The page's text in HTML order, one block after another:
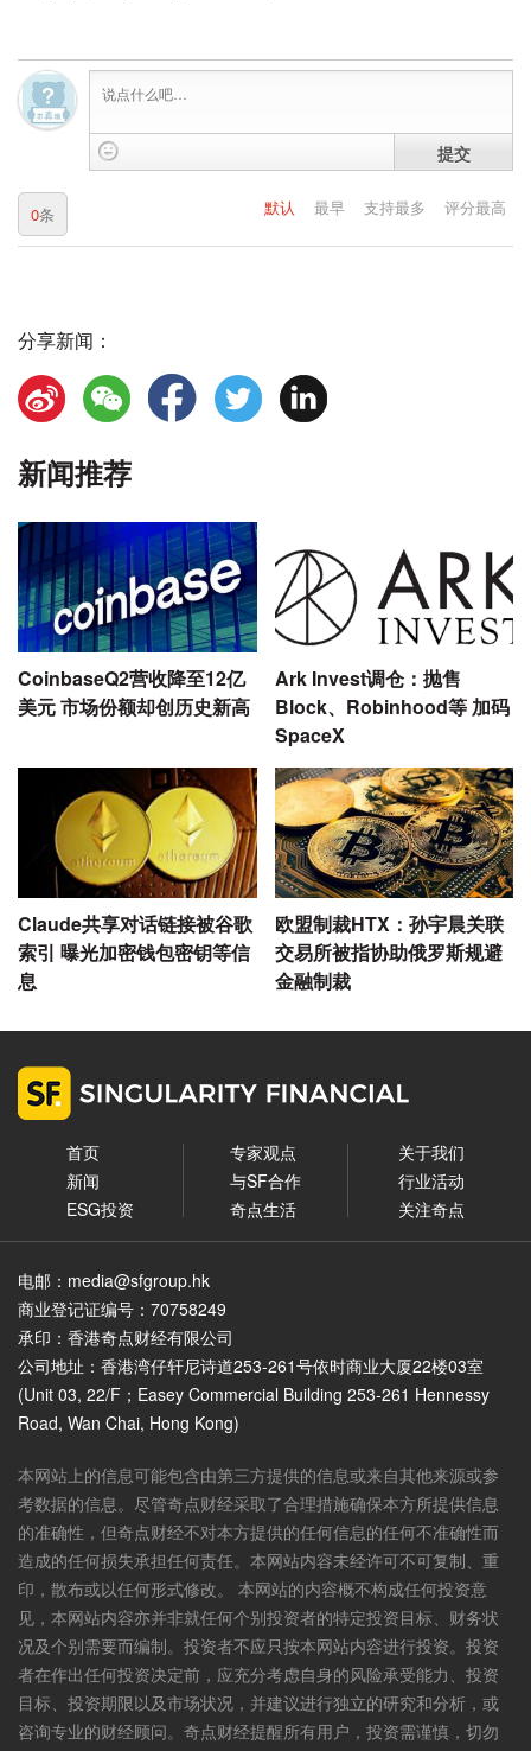
提交
默认 最早 支持最多 评分最高
0条
分享新闻：
新闻推荐
CoinbaseQ2营收降至12亿
美元 市场份额却创历史新高
Ark Invest调仓：抛售
Block、Robinhood等 加码
SpaceX
Claude共享对话链接被谷歌
索引 曝光加密钱包密钥等信
息
欧盟制裁HTX：孙宇晨关联
交易所被指协助俄罗斯规避
金融制裁
首页
新闻
ESG投资
专家观点
与SF合作
奇点生活
关于我们
行业活动
关注奇点
电邮：media@sfgroup.hk
商业登记证编号：70758249
承印：香港奇点财经有限公司
公司地址：香港湾仔轩尼诗道253-261号依时商业大厦22楼03室
(Unit 03, 22/F；Easey Commercial Building 253-261 Hennessy
Road, Wan Chai, Hong Kong)
本网站上的信息可能包含由第三方提供的信息或来自其他来源或参
考数据的信息。尽管奇点财经采取了合理措施确保本方所提供信息
的准确性，但奇点财经不对本方提供的任何信息的任何不准确性而
造成的任何损失承担任何责任。本网站内容未经许可不可复制、重
印，散布或以任何形式修改。 本网站的内容概不构成任何投资意
见，本网站内容亦并非就任何个别投资者的特定投资目标、财务状
况及个别需要而编制。投资者不应只按本网站内容进行投资。投资
者在作出任何投资决定前，应充分考虑自身的风险承受能力、投资
目标、投资期限以及市场状况，并建议进行独立的研究和分析，或
咨询专业的财经顾问。奇点财经提醒所有用户，投资需谨慎，切勿